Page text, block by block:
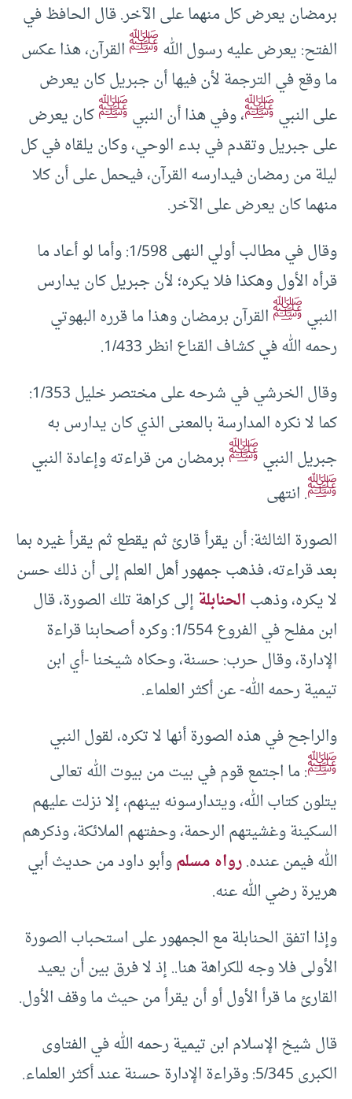
برمضان يعرض كل منهما على الآخر. قال الحافظ في
الفتح: يعرض عليه رسول اللهﷺالقرآن، هذا عكس
ما وقع في الترجمة لأن فيها أن جبريل كان يعرض
على النبيﷺ، وفي هذا أن النبيﷺكان يعرض
على جبريل وتقدم في بدء الوحي، وكان يلقاه في كل
ليلة من رمضان فيدارسه القرآن، فيحمل على أن كلا
منهما كان يعرض على الآخر.
وقال في مطالب أولي النهى 1/598: وأما لو أعاد ما
قرأه الأول وهكذا فلا يكره؛ لأن جبريل كان يدارس
النبيﷺالقرآن برمضان وهذا ما قرره البهوتي
رحمه الله في كشاف القناع انظر 1/433.
وقال الخرشي في شرحه على مختصر خليل 1/353:
كما لا نكره المدارسة بالمعنى الذي كان يدارس به
جبريل النبيﷺبرمضان من قراءته وإعادة النبي
ﷺ. انتهى
الصورة الثالثة: أن يقرأ قارئ ثم يقطع ثم يقرأ غيره بما
بعد قراءته، فذهب جمهور أهل العلم إلى أن ذلك حسن
لا يكره، وذهبالحنابلةإلى كراهة تلك الصورة، قال
ابن مفلح في الفروع 1/554: وكره أصحابنا قراءة
الإدارة، وقال حرب: حسنة، وحكاه شيخنا -أي ابن
تيمية رحمه الله- عن أكثر العلماء.
والراجح في هذه الصورة أنها لا تكره، لقول النبي
ﷺ: ما اجتمع قوم في بيت من بيوت الله تعالى
يتلون كتاب الله، ويتدارسونه بينهم، إلا نزلت عليهم
السكينة وغشيتهم الرحمة، وحفتهم الملائكة، وذكرهم
الله فيمن عنده.رواه مسلموأبو داود من حديث أبي
هريرة رضي الله عنه.
وإذا اتفق الحنابلة مع الجمهور على استحباب الصورة
الأولى فلا وجه للكراهة هنا.. إذ لا فرق بين أن يعيد
القارئ ما قرأ الأول أو أن يقرأ من حيث ما وقف الأول.
قال شيخ الإسلام ابن تيمية رحمه الله في الفتاوى
الكبرى 5/345: وقراءة الإدارة حسنة عند أكثر العلماء.